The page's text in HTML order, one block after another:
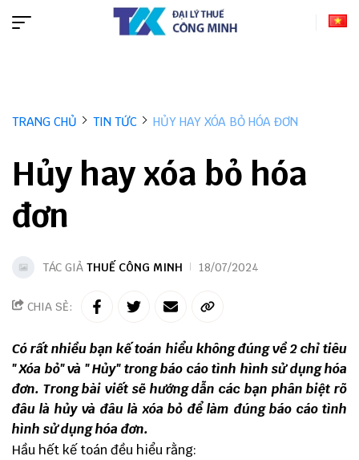
TRANG CHỦ TIN TỨC HỦY HAY XÓA BỎ HÓA ĐƠN
Hủy hay xóa bỏ hóa
đơn
TÁC GIẢ THUẾ CÔNG MINH 18/07/2024
CHIA SẺ:
Có rất nhiều bạn kế toán hiểu không đúng về 2 chỉ tiêu
" Xóa bỏ" và " Hủy" trong báo cáo tình hình sử dụng hóa
đơn. Trong bài viết sẽ hướng dẫn các bạn phân biệt rõ
đâu là hủy và đâu là xóa bỏ để làm đúng báo cáo tình
hình sử dụng hóa đơn.
Hầu hết kế toán đều hiểu rằng: